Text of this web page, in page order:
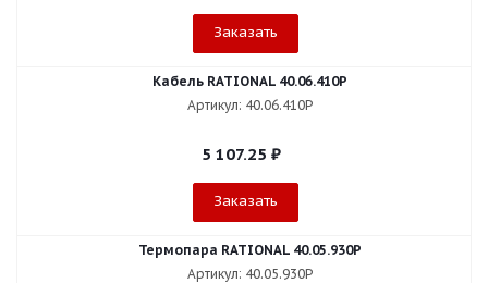
Заказать
Кабель RATIONAL 40.06.410P
Артикул: 40.06.410P
5 107.25 ₽
Заказать
Термопара RATIONAL 40.05.930P
Артикул: 40.05.930P